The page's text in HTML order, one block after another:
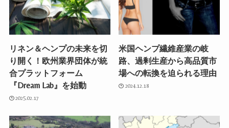
リネン＆ヘンプの未来を切
り開く！欧州業界団体が統
合プラットフォーム
『Dream Lab』を始動
2025.02.17
米国ヘンプ繊維産業の岐
路、過剰生産から高品質市
場への転換を迫られる理由
2024.12.18